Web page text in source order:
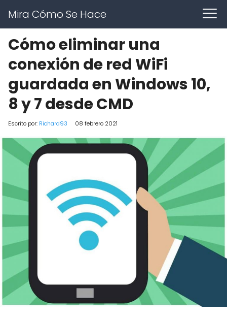
Mira Cómo Se Hace
Cómo eliminar una
conexión de red WiFi
guardada en Windows 10,
8 y 7 desde CMD
Escrito por: Richard93 08 febrero 2021